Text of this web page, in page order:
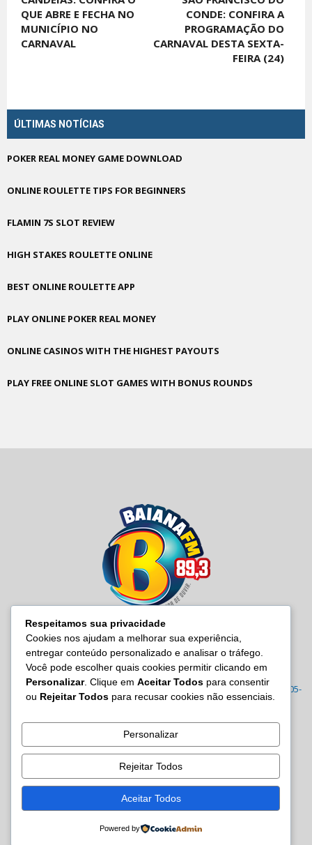
QUE ABRE E FECHA NO
MUNICÍPIO NO
CARNAVAL
CONDE: CONFIRA A
PROGRAMAÇÃO DO
CARNAVAL DESTA SEXTA-
FEIRA (24)
ÚLTIMAS NOTÍCIAS
POKER REAL MONEY GAME DOWNLOAD
ONLINE ROULETTE TIPS FOR BEGINNERS
FLAMIN 7S SLOT REVIEW
HIGH STAKES ROULETTE ONLINE
BEST ONLINE ROULETTE APP
PLAY ONLINE POKER REAL MONEY
ONLINE CASINOS WITH THE HIGHEST PAYOUTS
PLAY FREE ONLINE SLOT GAMES WITH BONUS ROUNDS
Radio Baiana FM 89,3 Rua Joana Angélica, 395 – Malembá, CEP: 43805-
570 Tel.: (71) 3605-7814/7815/3122-0022
Contato:site@baianafm.com.br
SIGA-NOS
Respeitamos sua privacidade
Cookies nos ajudam a melhorar sua experiência,
entregar conteúdo personalizado e analisar o tráfego.
Você pode escolher quais cookies permitir clicando em
Personalizar. Clique em Aceitar Todos para consentir
ou Rejeitar Todos para recusar cookies não essenciais.
Personalizar
Rejeitar Todos
Aceitar Todos
Powered by